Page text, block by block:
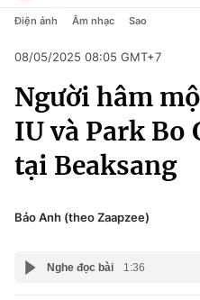
Chuyên mục
Chính trị
Xã hội
Pháp luật
Y tế
Chính trị
Pháp luật
Kinh tế
Thể thao
Truyền hình
Văn hóa - Giải trí
Công nghệ
Điện ảnh Âm nhạc Sao
08/05/2025 08:05 GMT+7
Người hâm
IU và Park Bo
tại Beaksang
Bảo Anh (theo Zaapzee)
Nghe đọc bài 1:36